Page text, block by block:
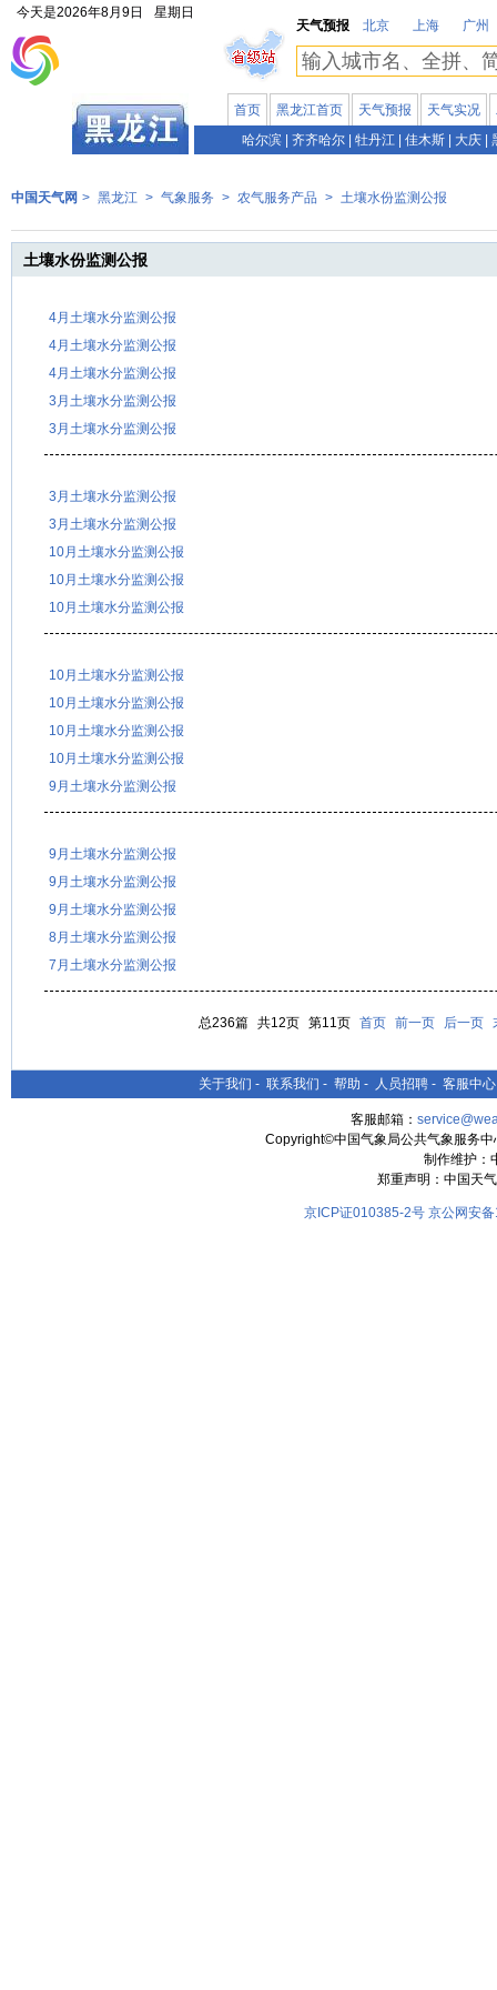
今天是2026年8月9日
星期日
天气预报
北京 上海 广州
首页 黑龙江首页 天气预报 天气实况
哈尔滨
齐齐哈尔 牡丹江 佳木斯 大庆
中国天气网 > 黑龙江 > 气象服务 > 农气服务产品 > 土壤水份监测公报
土壤水份监测公报
4月土壤水分监测公报
4月土壤水分监测公报
4月土壤水分监测公报
3月土壤水分监测公报
3月土壤水分监测公报
3月土壤水分监测公报
3月土壤水分监测公报
10月土壤水分监测公报
10月土壤水分监测公报
10月土壤水分监测公报
10月土壤水分监测公报
10月土壤水分监测公报
10月土壤水分监测公报
10月土壤水分监测公报
9月土壤水分监测公报
9月土壤水分监测公报
9月土壤水分监测公报
9月土壤水分监测公报
8月土壤水分监测公报
7月土壤水分监测公报
总236篇 共12页 第11页 首页 前一页 后一页
关于我们 - 联系我们 - 帮助 - 人员招聘 - 客服中心
客服邮箱：
Copyright©中国气象局公共气象服务
制作维护：
郑重声明：中国天
京ICP证010385-2号 京公网安